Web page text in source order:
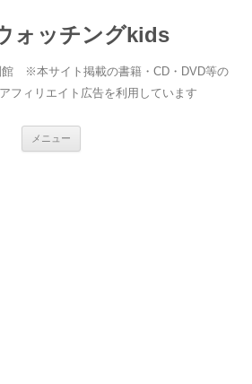
ォッチングkids
館 ※本サイト掲載の書籍・CD・DVD等の
フィリエイト広告を利用しています
メニュー